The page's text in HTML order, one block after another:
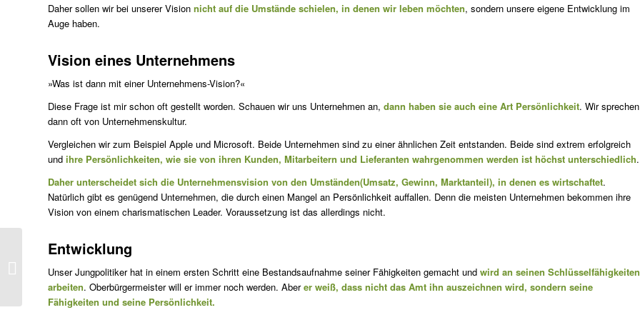
Daher sollen wir bei unserer Vision nicht auf die Umstände schielen, in denen wir leben möchten, sondern unsere eigene Entwicklung im
Auge haben.
Vision eines Unternehmens
»Was ist dann mit einer Unternehmens-Vision?«
Diese Frage ist mir schon oft gestellt worden. Schauen wir uns Unternehmen an, dann haben sie auch eine Art Persönlichkeit. Wir sprechen
dann oft von Unternehmenskultur.
Vergleichen wir zum Beispiel Apple und Microsoft. Beide Unternehmen sind zu einer ähnlichen Zeit entstanden. Beide sind extrem erfolgreich
und ihre Persönlichkeiten, wie sie von ihren Kunden, Mitarbeitern und Lieferanten wahrgenommen werden ist höchst unterschiedlich.
Daher unterscheidet sich die Unternehmensvision von den Umständen(Umsatz, Gewinn, Marktanteil), in denen es wirtschaftet.
Natürlich gibt es genügend Unternehmen, die durch einen Mangel an Persönlichkeit auffallen. Denn die meisten Unternehmen bekommen ihre
Vision von einem charismatischen Leader. Voraussetzung ist das allerdings nicht.
Entwicklung
Unser Jungpolitiker hat in einem ersten Schritt eine Bestandsaufnahme seiner Fähigkeiten gemacht und wird an seinen Schlüsselfähigkeiten
arbeiten. Oberbürgermeister will er immer noch werden. Aberer weiß, dass nicht das Amt ihn auszeichnen wird, sondern seine
Fähigkeiten und seine Persönlichkeit.
Verdient vs. Verramscht